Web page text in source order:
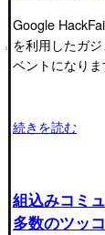
Google
を利用したガ
ベントになり
続きを読む
組込みコミ
多数のツッ